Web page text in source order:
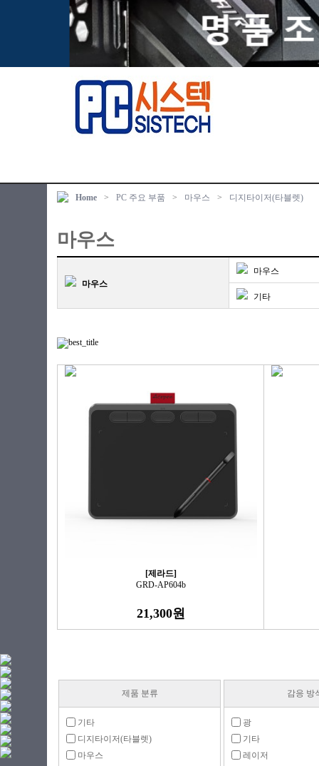
Home > PC 주요 부품 > 마우스 > 디지타이저(타블렛)
마우스
마우스
마우스
기타
[제라드]
GRD-AP604b
21,300원
제품 분류
기타
디지타이저(타블렛)
마우스
감응 방
광
기타
레이저